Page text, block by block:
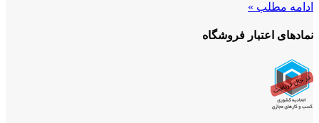
ادامه مطلب »
نمادهای اعتبار فروشگاه